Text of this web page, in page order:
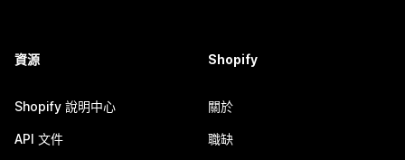
資源
Shopify 說明中心
API 文件
Shopify
關於
職缺